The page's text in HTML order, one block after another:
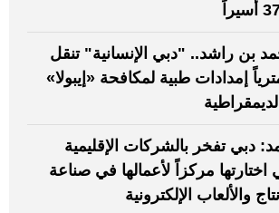
بن راشد.. "دبي الإنسانية" تنقل
طناً مترياً إمدادات طبية لمكافحة «إيبولا»
دبي تفخر بالشركات الإقليمية
اختارتها مركزاً لأعمالها في صناعة
والألعاب الإلكترونية